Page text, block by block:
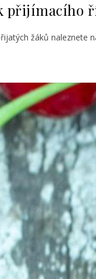
přijímacího
žáků naleznete